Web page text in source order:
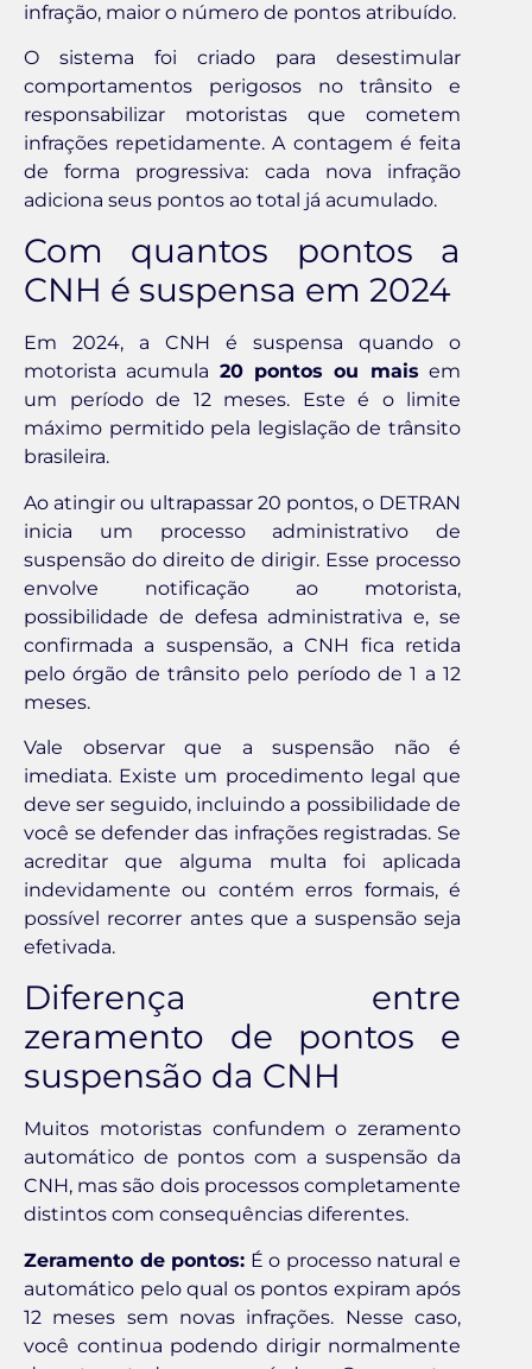
infração, maior o número de pontos atribuído.
O sistema foi criado para desestimular
comportamentos perigosos no trânsito e
responsabilizar motoristas que cometem
infrações repetidamente. A contagem é feita
de forma progressiva: cada nova infração
adiciona seus pontos ao total já acumulado.
Com quantos pontos a
CNH é suspensa em 2024
Em 2024, a CNH é suspensa quando o
motorista acumula 20 pontos ou mais em
um período de 12 meses. Este é o limite
máximo permitido pela legislação de trânsito
brasileira.
Ao atingir ou ultrapassar 20 pontos, o DETRAN
inicia um processo administrativo de
suspensão do direito de dirigir. Esse processo
envolve notificação ao motorista,
possibilidade de defesa administrativa e, se
confirmada a suspensão, a CNH fica retida
pelo órgão de trânsito pelo período de 1 a 12
meses.
Vale observar que a suspensão não é
imediata. Existe um procedimento legal que
deve ser seguido, incluindo a possibilidade de
você se defender das infrações registradas. Se
acreditar que alguma multa foi aplicada
indevidamente ou contém erros formais, é
possível recorrer antes que a suspensão seja
efetivada.
Diferença entre
zeramento de pontos e
suspensão da CNH
Muitos motoristas confundem o zeramento
automático de pontos com a suspensão da
CNH, mas são dois processos completamente
distintos com consequências diferentes.
Zeramento de pontos: É o processo natural e
automático pelo qual os pontos expiram após
12 meses sem novas infrações. Nesse caso,
você continua podendo dirigir normalmente